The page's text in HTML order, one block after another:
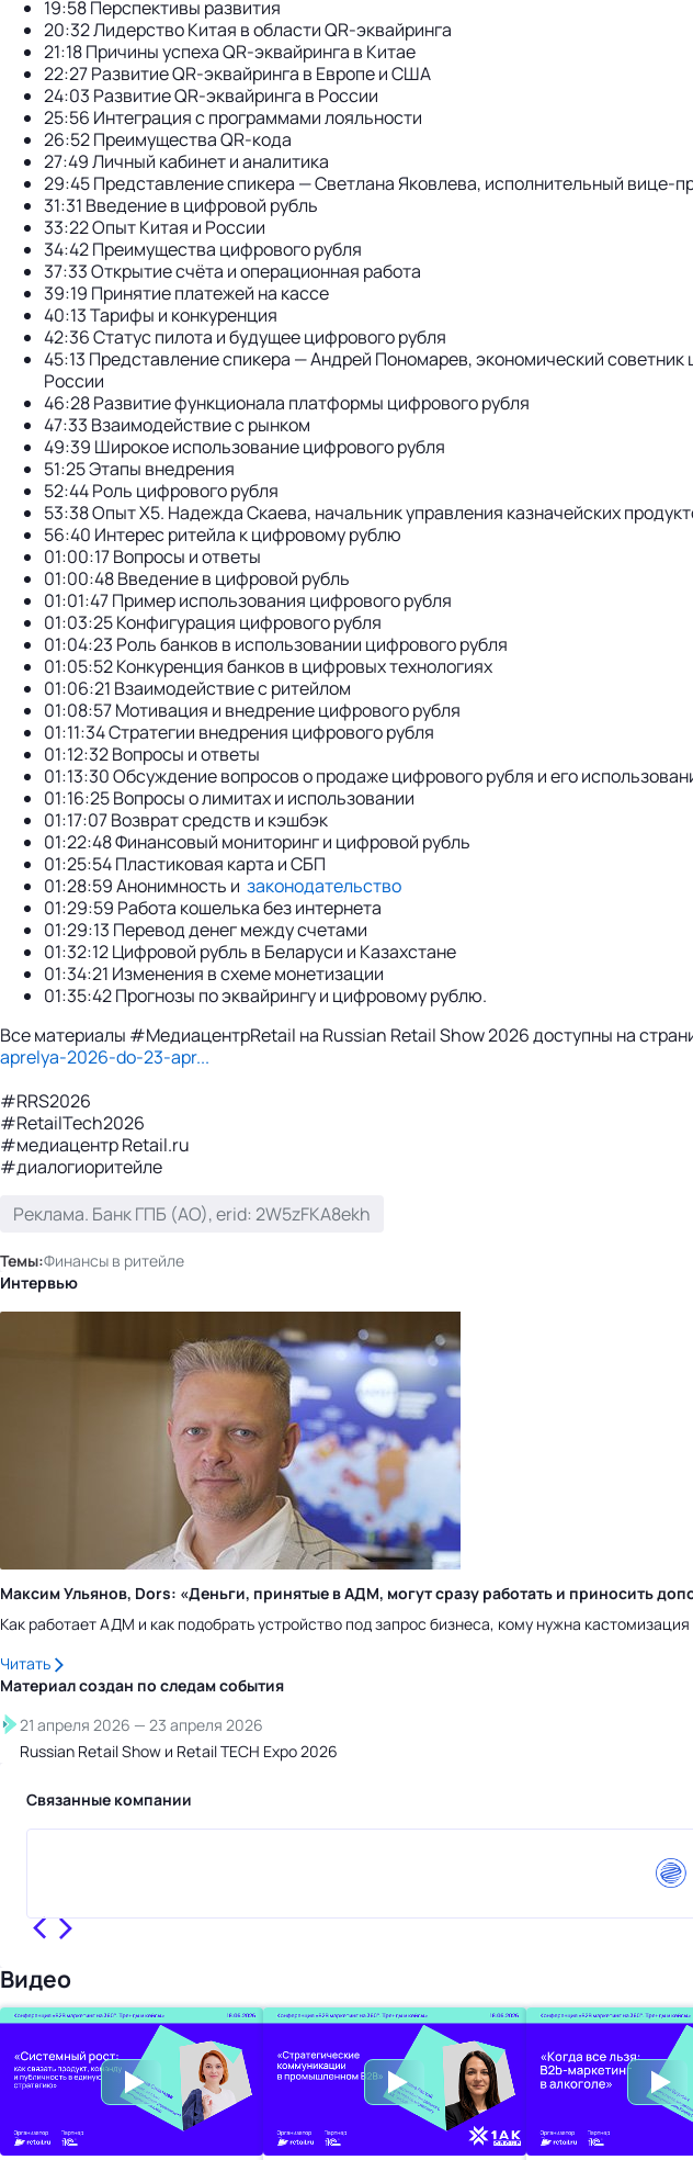
19:58 Перспективы развития
20:32 Лидерство Китая в областиQR-эквайринга
21:18 Причины успехаQR-эквайринга в Китае
22:27 РазвитиеQR-эквайринга в Европе и США
24:03 РазвитиеQR-эквайринга в России
25:56 Интеграция с программами лояльности
26:52 ПреимуществаQR-кода
27:49 Личный кабинет и аналитика
29:45 Представление спикера — Светлана Яковлева, исполнительный вице-
31:31 Введение в цифровой рубль
33:22 Опыт Китая и России
34:42 Преимущества цифрового рубля
37:33 Открытие счёта и операционная работа
39:19 Принятие платежей на кассе
40:13 Тарифы и конкуренция
42:36 Статус пилота и будущее цифрового рубля
45:13 Представление спикера — Андрей Пономарев, экономический
России
46:28 Развитие функционала платформы цифрового рубля
47:33 Взаимодействие с рынком
49:39 Широкое использование цифрового рубля
51:25 Этапы внедрения
52:44 Роль цифрового рубля
53:38 Опыт X5. Надежда Скаева, начальник управления казначейских
56:40 Интерес ритейла к цифровому рублю
01:00:17 Вопросы и ответы
01:00:48 Введение в цифровой рубль
01:01:47 Пример использования цифрового рубля
01:03:25 Конфигурация цифрового рубля
01:04:23 Роль банков в использовании цифрового рубля
01:05:52 Конкуренция банков в цифровых технологиях
01:06:21 Взаимодействие с ритейлом
01:08:57 Мотивация и внедрение цифрового рубля
01:11:34 Стратегии внедрения цифрового рубля
01:12:32 Вопросы и ответы
01:13:30 Обсуждение вопросов о продаже цифрового рубля и его
01:16:25 Вопросы о лимитах и использовании
01:17:07 Возврат средств и кэшбэк
01:22:48 Финансовый мониторинг и цифровой рубль
01:25:54 Пластиковая карта и СБП
01:28:59 Анонимность и законодательство
01:29:59 Работа кошелька без интернета
01:29:13 Перевод денег между счетами
01:32:12 Цифровой рубль в Беларуси и Казахстане
01:34:21 Изменения в схеме монетизации
01:35:42 Прогнозы по эквайрингу и цифровому рублю.
Все материалы #МедиацентрRetail на Russian Retail Show 2026 доступны на
aprelya-2026-do-23-apr...
#RRS2026
#RetailTech2026
#медиацентр Retail.ru
#диалогиоритейле
Реклама. Банк ГПБ (АО), erid: 2W5zFKA8ekh
Темы:Финансы в ритейле
Интервью
Максим Ульянов, Dors: «Деньги, принятые в АДМ, могут сразу работать и приносить
Как работает АДМ и как подобрать устройство под запрос бизнеса, кому нужна
Читать
Материал создан по следамсобытия
21 апреля 2026 — 23 апреля 2026
Russian Retail Show и Retail TECH Expo 2026
Связанные компании
Видео